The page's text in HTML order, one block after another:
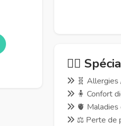
🧑‍⚕️
🧬
🧍 Confort
🫀
⚖️ Perte de